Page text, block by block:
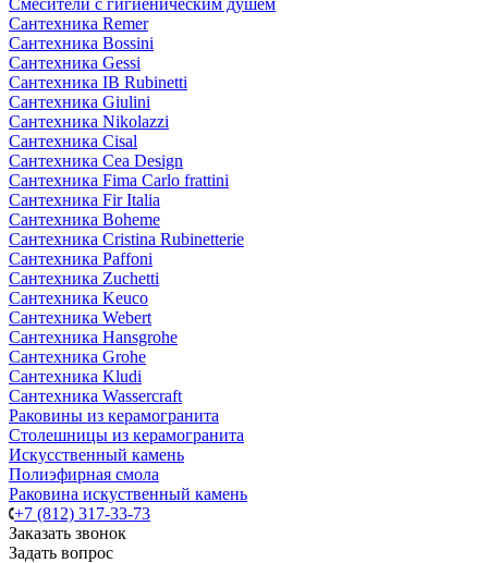
Смесители с гигиеническим душем
Сантехника Remer
Сантехника Bossini
Сантехника Gessi
Сантехника IB Rubinetti
Сантехника Giulini
Сантехника Nikolazzi
Сантехника Cisal
Сантехника Cea Design
Сантехника Fima Carlo frattini
Сантехника Fir Italia
Сантехника Boheme
Сантехника Cristina Rubinetterie
Сантехника Paffoni
Сантехника Zuchetti
Сантехника Keuco
Сантехника Webert
Сантехника Hansgrohe
Сантехника Grohe
Сантехника Kludi
Сантехника Wassercraft
Раковины из керамогранита
Столешницы из керамогранита
Искусственный камень
Полиэфирная смола
Раковина искуственный камень
+7 (812) 317-33-73
Заказать звонок
Задать вопрос